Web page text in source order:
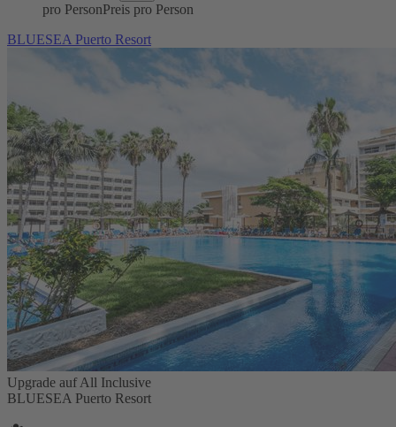
pro PersonPreis pro Person
BLUESEA Puerto Resort
Upgrade auf All Inclusive
BLUESEA Puerto Resort